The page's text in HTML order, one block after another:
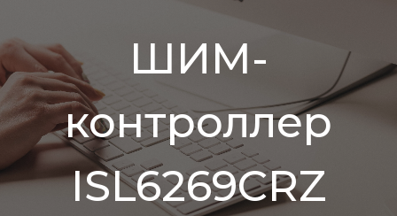
ШИМ-
контроллер
ISL6269CRZ